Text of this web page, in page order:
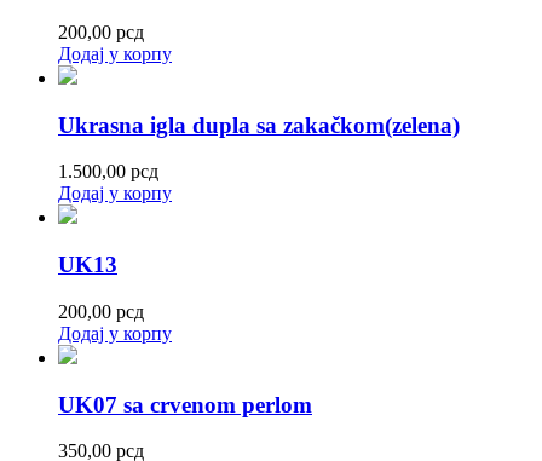
200,00 рсд
Додај у корпу
Ukrasna igla dupla sa zakačkom(zelena)
1.500,00 рсд
Додај у корпу
UK13
200,00 рсд
Додај у корпу
UK07 sa crvenom perlom
350,00 рсд